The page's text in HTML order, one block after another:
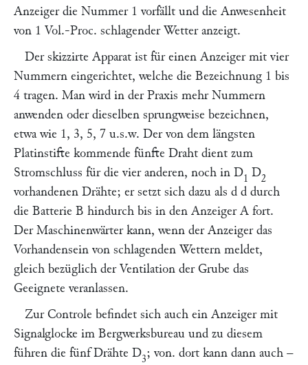
Anzeiger die Nummer 1 vorfällt und die Anwesenheit
von 1 Vol.-Proc. schlagender Wetter anzeigt.
Der skizzirte Apparat ist für einen Anzeiger mit vier
Nummern eingerichtet, welche die Bezeichnung 1 bis
4 tragen. Man wird in der Praxis mehr Nummern
anwenden oder dieselben sprungweise bezeichnen,
etwa wie 1, 3, 5, 7 u.s.w. Der von dem längsten
Platinstifte kommende fünfte Draht dient zum
Stromschluss für die vier anderen, noch in D1 D2
vorhandenen Drähte; er setzt sich dazu als d d durch
die Batterie B hindurch bis in den Anzeiger A fort.
Der Maschinenwärter kann, wenn der Anzeiger das
Vorhandensein von schlagenden Wettern meldet,
gleich bezüglich der Ventilation der Grube das
Geeignete veranlassen.
Zur Controle befindet sich auch ein Anzeiger mit
Signalglocke im Bergwerksbureau und zu diesem
führen die fünf Drähte D3; von. dort kann dann auch –